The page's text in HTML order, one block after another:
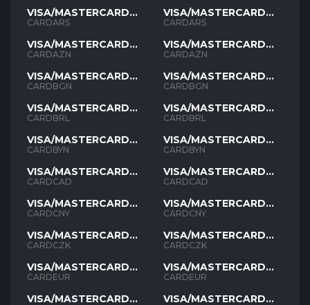
VISA/MASTERCARD
ARS
CARDARS
VISA/MASTERCARD
AZN
CARDAZN
VISA/MASTERCARD
BGN
CARDBGN
VISA/MASTERCARD
BRL
CARDBRL
VISA/MASTERCARD
BYN
CARDBYN
VISA/MASTERCARD
CAD
CARDCAD
VISA/MASTERCARD
CNY
CARDCNY
VISA/MASTERCARD
CZK
CARDCZK
VISA/MASTERCARD
EUR
CARDEUR
VISA/MASTERCARD
VISA/MASTERCARD
ARS
CARDARS
VISA/MASTERCARD
AZN
CARDAZN
VISA/MASTERCARD
BGN
CARDBGN
VISA/MASTERCARD
BRL
CARDBRL
VISA/MASTERCARD
BYN
CARDBYN
VISA/MASTERCARD
CAD
CARDCAD
VISA/MASTERCARD
CNY
CARDCNY
VISA/MASTERCARD
CZK
CARDCZK
VISA/MASTERCARD
EUR
CARDEUR
VISA/MASTERCARD